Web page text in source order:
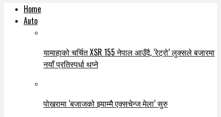
Home
Auto
यामाहाको चर्चित XSR 155 नेपाल आउँदै, ‘रेट्रो’ लुक्सले बजारमा
नयाँ प्रतिस्पर्धा थप्ने
पोखरामा ‘बजाजको झ्याम्मै एक्सचेन्ज मेला’ सुरु